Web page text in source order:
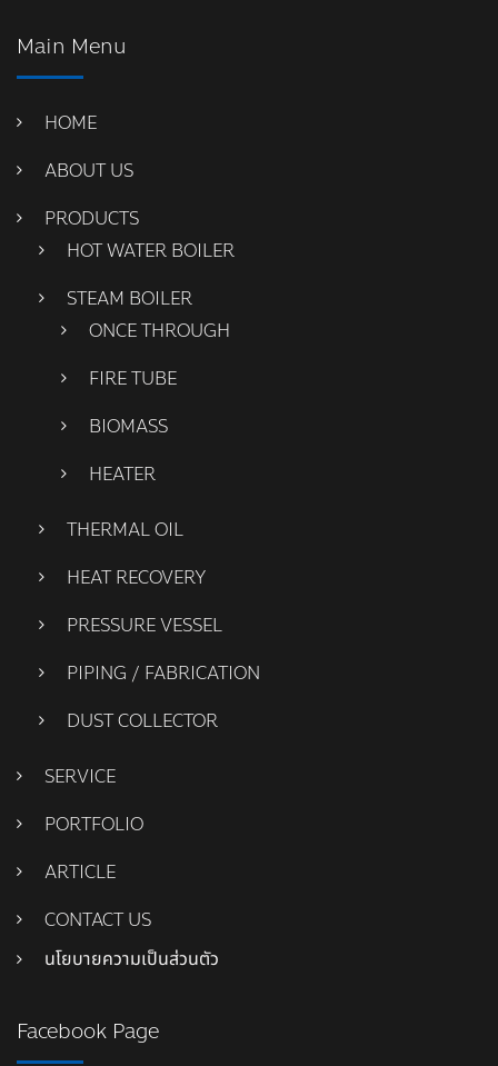
Main Menu
HOME
ABOUT US
PRODUCTS
HOT WATER BOILER
STEAM BOILER
ONCE THROUGH
FIRE TUBE
BIOMASS
HEATER
THERMAL OIL
HEAT RECOVERY
PRESSURE VESSEL
PIPING / FABRICATION
DUST COLLECTOR
SERVICE
PORTFOLIO
ARTICLE
CONTACT US
นโยบายความเป็นส่วนตัว
Facebook Page